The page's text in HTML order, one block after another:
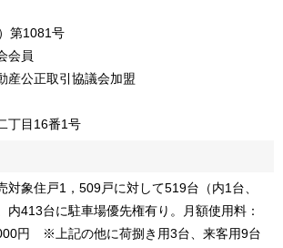
第1081号
会員
産公正取引協議会加盟
丁目16番1号
対象住戸1，509戸に対して519台（内1台、
内413台に駐車場優先権有り。月額使用料：
円 ※上記の他に荷捌き用3台、来客用9台